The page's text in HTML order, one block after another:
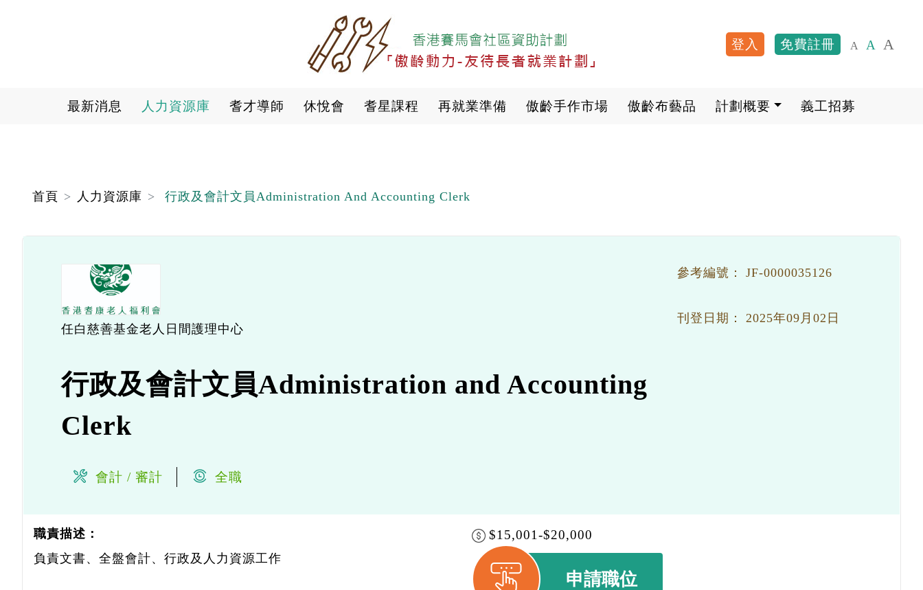
主
內
User account
登入 免費註冊 A A A
Main navigation
最新消息 人力資源庫 耆才導師 休悅會 耆星課程 再就業準備 傲齡手作市場 傲齡布藝品 計劃概要 義工招募
首頁 人力資源庫 行政及會計文員Administration And Accounting Clerk
任白慈善基金老人日間護理中心
行政及會計文員Administration and Accounting
Clerk
會計 / 審計 全職
參考編號： JF-0000035126
刊登日期： 2025年09月02日
職責描述：
負責文書、全盤會計、行政及人力資源工作
$15,001-$20,000
申請職位